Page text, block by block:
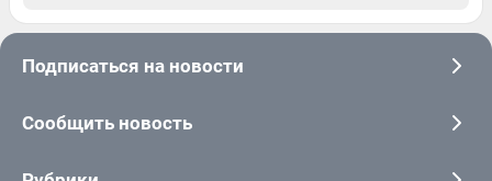
Подписаться на новости
Сообщить новость